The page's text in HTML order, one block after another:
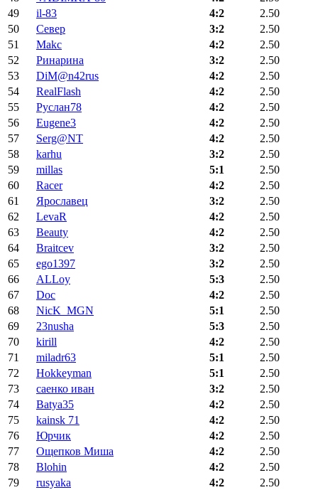
49
il-83 4:2
2.50
50
Север 3:2
2.50
51
Makc 4:2
2.50
52
Ринарина 3:2
2.50
53
DiM@n42rus 4:2
2.50
54
RealFlash 4:2
2.50
55
Руслан78 4:2
2.50
56
Eugene3 4:2
2.50
57
Serg@NT 4:2
2.50
58
karhu 3:2
2.50
59
millas 5:1
2.50
60
Racer 4:2
2.50
61
Ярославец 3:2
2.50
62
LevaR 4:2
2.50
63
Beauty 4:2
2.50
64
Braitcev 3:2
2.50
65
ego1397 3:2
2.50
66
ALLoy 5:3
2.50
67
Doc 4:2
2.50
68
NicK_MGN 5:1
2.50
69
23nusha 5:3
2.50
70
kirill 4:2
2.50
71
miladr63 5:1
2.50
72
Hokkeyman 5:1
2.50
73
саенко иван 3:2
2.50
74
Batya35 4:2
2.50
75
kainsk 71 4:2
2.50
76
Юрчик 4:2
2.50
77
Ощепков Миша 4:2
2.50
78
Blohin 4:2
2.50
79
rusyaka 4:2
2.50